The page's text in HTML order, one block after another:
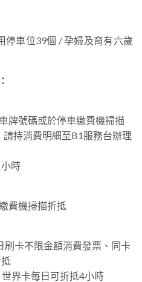
停車位39個 / 孕婦及育有六歲
牌號碼或於停車繳費機掃描
持消費明細至B1服務台辦理
時
費機掃描折抵
刷卡不限金額消費發票、同卡
界卡每日可折抵4小時